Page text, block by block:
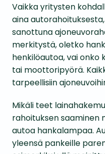
Vaikka yritysten
aina
sanottuna
merkitystä, oletko
henkilöautoa, vai onko
tai moottoripyörä.
tarpeellisiin
Mikäli teet
rahoituksen saaminen
autoa hankalampaa.
yleensä pankeille